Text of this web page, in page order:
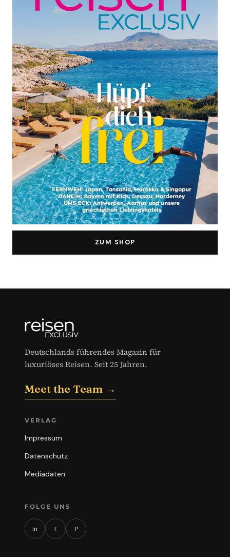
ZUM SHOP
Deutschlands führendes Magazin für
luxuriöses Reisen. Seit 25 Jahren.
Meet the Team →
VERLAG
Impressum
Datenschutz
Mediadaten
FOLGE UNS
in f P